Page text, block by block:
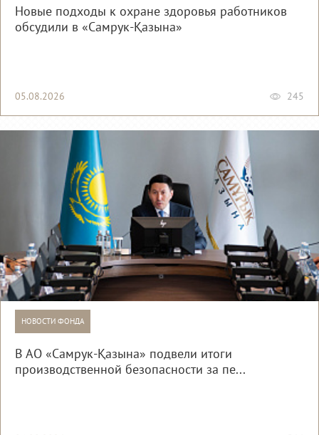
Новые подходы к охране здоровья работников
обсудили в «Самрук-Қазына»
05.08.2026 245
НОВОСТИ ФОНДА
В АО «Самрук-Қазына» подвели итоги
производственной безопасности за пе...